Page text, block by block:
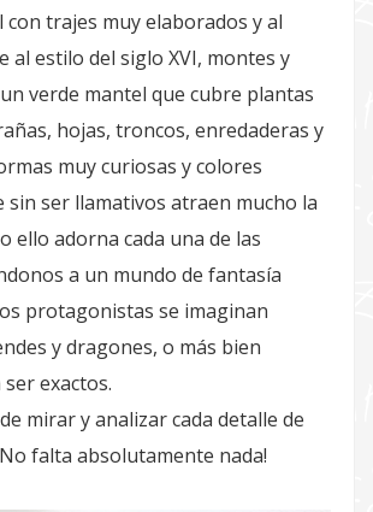
con trajes muy elaborados y al
al estilo del siglo XVI, montes y
verde mantel que cubre plantas
hojas, troncos, enredaderas y
muy curiosas y colores
sin ser llamativos atraen mucho la
ello adorna cada una de las
a un mundo de fantasía
protagonistas se imaginan
y dragones, o más bien
exactos.
mirar y analizar cada detalle de
falta absolutamente nada!